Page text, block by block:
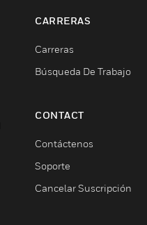
CARRERAS
Carreras
Búsqueda De Trabajo
CONTACT
Contáctenos
Soporte
Cancelar Suscripción